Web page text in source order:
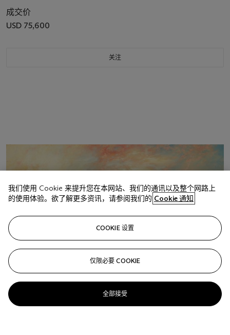
成交价
USD 75,600
关注
我们使用 Cookie 来提升您在本网站、我们的通讯以及整个网路上
的使用体验。欲了解更多资讯，请参阅我们的 Cookie 通知
COOKIE 设置
仅限必要 COOKIE
全部接受